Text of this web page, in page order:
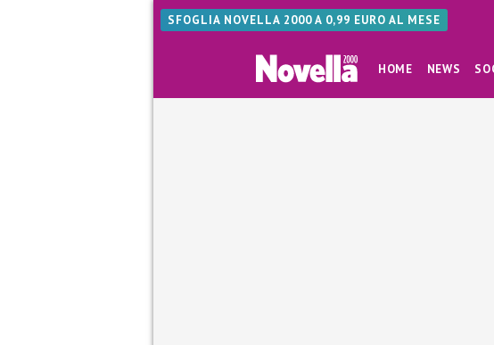
SFOGLIA NOVELLA 2000 A 0,99 EURO AL MESE
HOME NEWS